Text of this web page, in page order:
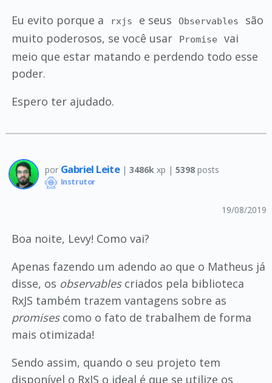
Eu evito porque a
rxjs e seus Observables
são
muito poderosos, se você usar
Promise
vai
meio que estar matando e perdendo todo esse
poder.
Espero ter ajudado.
por Gabriel Leite | 3486k xp | 5398posts
Instrutor
19/08/2019
Boa noite, Levy! Como vai?
Apenas fazendo um adendo ao que o Matheus já
disse, os observablescriados pela biblioteca
RxJS também trazem vantagens sobre as
promisescomo o fato de trabalhem de forma
mais otimizada!
Sendo assim, quando o seu projeto tem
disponível o RxJS o ideal é que se utilize os